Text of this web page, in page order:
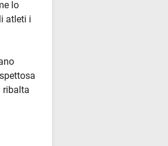
lo
atleti i
ribalta